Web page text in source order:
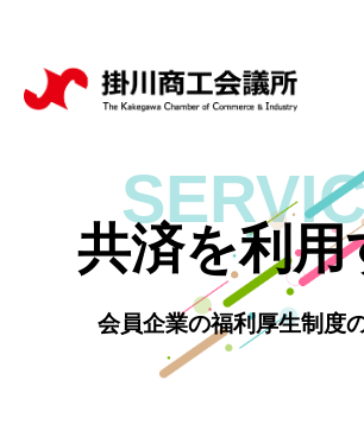
共済を利用
会員企業の福利厚生制度